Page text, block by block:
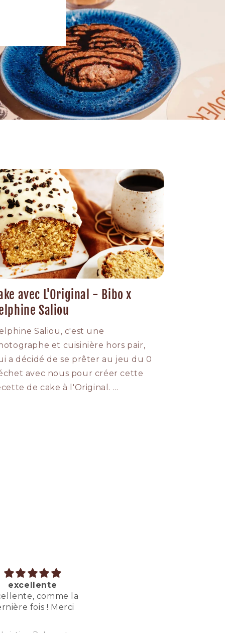
avec L'Original - Bibo x
Saliou
Saliou, c'est une
et cuisinière hors pair,
a décidé de se prêter au jeu du 0
avec nous pour créer cette
de cake à l'Original. ...
trop bon
trop bon !